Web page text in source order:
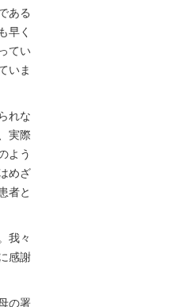
ある
早く
てい
いま
れな
実際
よう
めざ
者と
我々
感謝
の署